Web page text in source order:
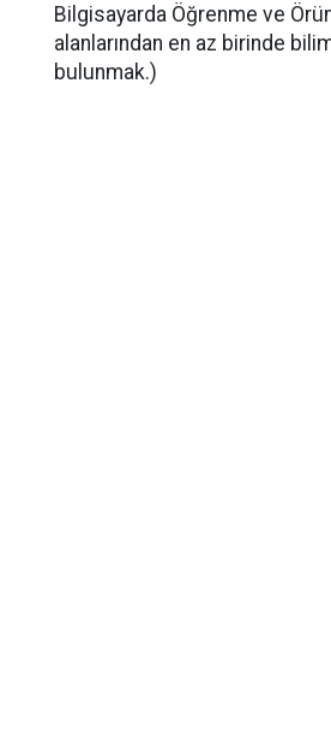
Bilgisayarda Öğrenme ve
alanlarından en az birinde
bulunmak.)